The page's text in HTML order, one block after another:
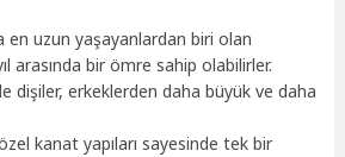
en uzun yaşayanlardan biri olan
arasında bir ömre sahip olabilirler.
dişiler, erkeklerden daha büyük ve daha
kanat yapıları sayesinde tek bir